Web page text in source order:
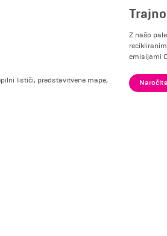
lističi, predstavitvene mape,
Z našo
emisijami